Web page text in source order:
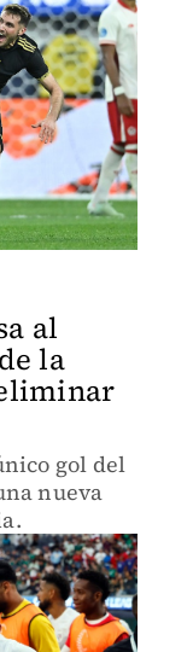
al
la
gol del
nueva